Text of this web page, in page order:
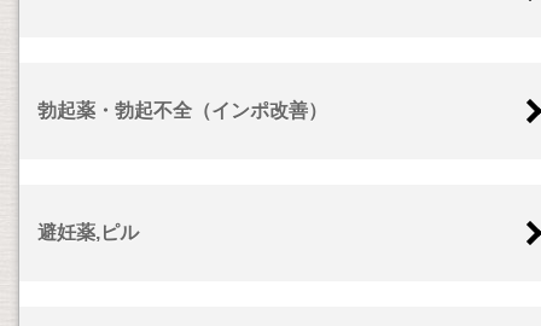
勃起薬・勃起不全（インポ改善）
避妊薬,ピル